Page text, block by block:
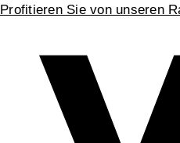
Profitieren Sie von unseren